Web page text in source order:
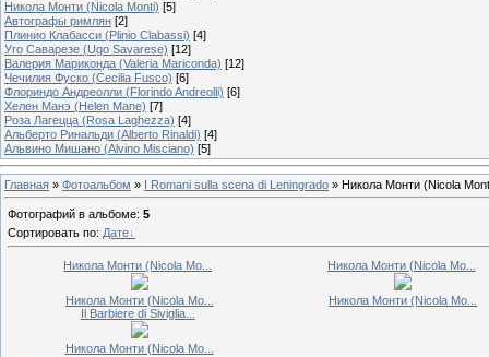
Никола Монти (Nicola Monti) [5]
Автографы римлян [2]
Плинио Клабасси (Plinio Clabassi) [4]
Уго Саварезе (Ugo Savarese) [12]
Валерия Мариконда (Valeria Mariconda) [12]
Чечилия Фуско (Cecilia Fusco) [6]
Флориндо Андреолли (Florindo Andreolli) [6]
Хелен Манэ (Helen Mane) [7]
Роза Лагецца (Rosa Laghezza) [4]
Альберто Ринальди (Alberto Rinaldi) [4]
Альвино Мишано (Alvino Misciano) [5]
Главная » Фотоальбом » I Romani sulla scena di Leningrado » Никола Монти (Nicola
Фотографий в альбоме: 5
Сортировать по: Дате
Никола Монти (Nicola Mo...
Никола Монти (Nicola Mo...
Никола Монти (Nicola Mo...
Никола Монти (Nicola Mo...
Il Barbiere di Siviglia...
Никола Монти (Nicola Mo...